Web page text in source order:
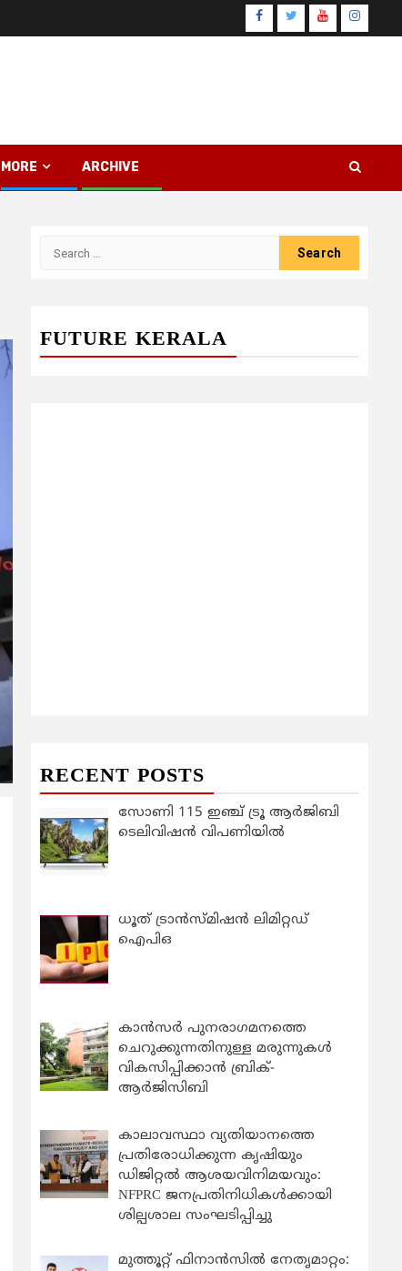
Facebook
TwitterYoutube
MORE ARCHIVE
FUTURE KERALA
RECENT POSTS
സോണി 115 ഇഞ്ച് ട്രൂ ആർജിബി
ടെലിവിഷൻ വിപണിയിൽ
ധൂത് ട്രാൻസ്മിഷൻ ലിമിറ്റഡ്
ഐപിഒ
കാന്‍സര്‍ പുനരാഗമനത്തെ
ചെറുക്കുന്നതിനുള്ള മരുന്നുകള്‍
വികസിപ്പിക്കാന്‍ ബ്രിക്-
ആര്‍ജിസിബി
കാലാവസ്ഥാ വ്യതിയാനത്തെ
പ്രതിരോധിക്കുന്ന കൃഷിയും
ഡിജിറ്റൽ ആശയവിനിമയവും:
NFPRC ജനപ്രതിനിധികൾക്കായി
ശില്പശാല സംഘടിപ്പിച്ചു
മുത്തൂറ്റ് ഫിനാൻസിൽ നേതൃമാറ്റം: